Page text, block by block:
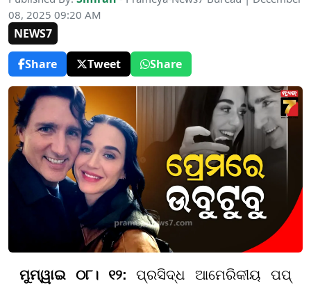
08, 2025 09:20 AM
NEWS7
Share
Tweet Share
ମୁମ୍ୱାଇ ୦୮। ୧୨:ପ୍ରସିଦ୍ଧ ଆମେରିକୀୟ ପପ୍